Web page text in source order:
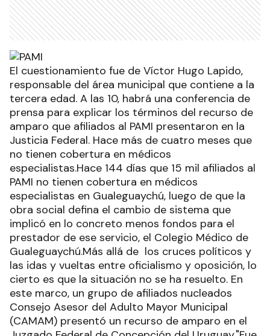
El cuestionamiento fue de Víctor Hugo Lapido,
responsable del área municipal que contiene a la
tercera edad. A las 10, habrá una conferencia de
prensa para explicar los términos del recurso de
amparo que afiliados al PAMI presentaron en la
Justicia Federal. Hace más de cuatro meses que
no tienen cobertura en médicos
especialistas.Hace 144 días que 15 mil afiliados al
PAMI no tienen cobertura en médicos
especialistas en Gualeguaychú, luego de que la
obra social defina el cambio de sistema que
implicó en lo concreto menos fondos para el
prestador de ese servicio, el Colegio Médico de
Gualeguaychú.Más allá de los cruces políticos y
las idas y vueltas entre oficialismo y oposición, lo
cierto es que la situación no se ha resuelto. En
este marco, un grupo de afiliados nucleados
Consejo Asesor del Adulto Mayor Municipal
(CAMAM) presentó un recurso de amparo en el